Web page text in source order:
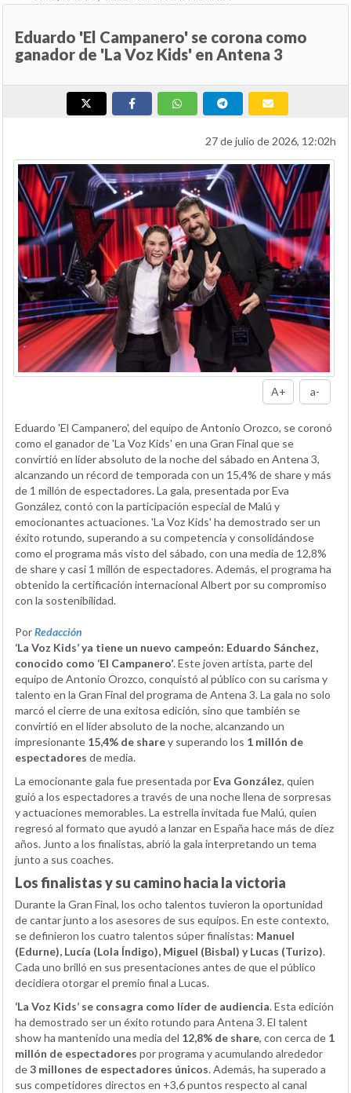
Eduardo 'El Campanero' se corona como
ganador de 'La Voz Kids' en Antena 3
27 de julio de 2026, 12:02h
A+ a-
Eduardo 'El Campanero', del equipo de Antonio Orozco, se coronó
como el ganador de 'La Voz Kids' en una Gran Final que se
convirtió en líder absoluto de la noche del sábado en Antena 3,
alcanzando un récord de temporada con un 15,4% de share y más
de 1 millón de espectadores. La gala, presentada por Eva
González, contó con la participación especial de Malú y
emocionantes actuaciones. 'La Voz Kids' ha demostrado ser un
éxito rotundo, superando a su competencia y consolidándose
como el programa más visto del sábado, con una media de 12,8%
de share y casi 1 millón de espectadores. Además, el programa ha
obtenido la certificación internacional Albert por su compromiso
con la sostenibilidad.
PorRedacción
‘La Voz Kids’ ya tiene un nuevo campeón: Eduardo Sánchez,
conocido como ‘El Campanero’. Este joven artista, parte del
equipo de Antonio Orozco, conquistó al público con su carisma y
talento en la Gran Final del programa de Antena 3. La gala no solo
marcó el cierre de una exitosa edición, sino que también se
convirtió en el líder absoluto de la noche, alcanzando un
impresionante 15,4% de sharey superando los 1 millón de
espectadores de media.
La emocionante gala fue presentada por Eva González, quien
guió a los espectadores a través de una noche llena de sorpresas
y actuaciones memorables. La estrella invitada fue Malú, quien
regresó al formato que ayudó a lanzar en España hace más de diez
años. Junto a los finalistas, abrió la gala interpretando un tema
junto a sus coaches.
Los finalistas y su camino hacia la victoria
Durante la Gran Final, los ocho talentos tuvieron la oportunidad
de cantar junto a los asesores de sus equipos. En este contexto,
se definieron los cuatro talentos súper finalistas: Manuel
(Edurne), Lucía (Lola Índigo), Miguel (Bisbal) y Lucas (Turizo).
Cada uno brilló en sus presentaciones antes de que el público
decidiera otorgar el premio final a Lucas.
‘La Voz Kids’ se consagra como líder de audiencia. Esta edición
ha demostrado ser un éxito rotundo para Antena 3. El talent
show ha mantenido una media del 12,8% de share, con cerca de 1
millón de espectadores por programa y acumulando alrededor
de3 millones de espectadores únicos. Además, ha superado a
sus competidores directos en +3,6 puntos respecto al canal